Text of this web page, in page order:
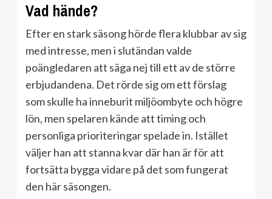
Vad hände?
Efter en stark säsong hörde flera klubbar av sig
med intresse, men i slutändan valde
poängledaren att säga nej till ett av de större
erbjudandena. Det rörde sig om ett förslag
som skulle ha inneburit miljöombyte och högre
lön, men spelaren kände att timing och
personliga prioriteringar spelade in. Istället
väljer han att stanna kvar där han är för att
fortsätta bygga vidare på det som fungerat
den här säsongen.